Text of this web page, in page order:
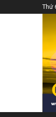
Thứ